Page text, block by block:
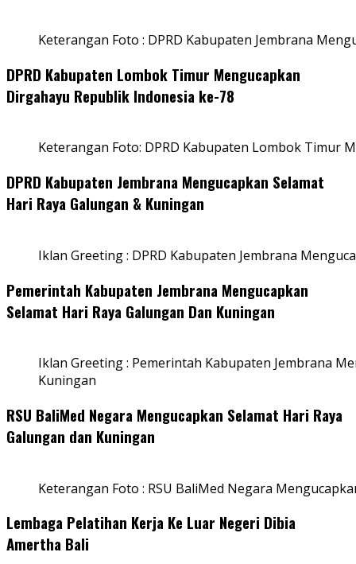
Keterangan Foto : DPRD Kabupaten Jembrana
DPRD Kabupaten Lombok Timur Mengucapkan
Dirgahayu Republik Indonesia ke-78
Keterangan Foto: DPRD Kabupaten Lombok Timur
DPRD Kabupaten Jembrana Mengucapkan Selamat
Hari Raya Galungan & Kuningan
Iklan Greeting : DPRD Kabupaten Jembrana
Pemerintah Kabupaten Jembrana Mengucapkan
Selamat Hari Raya Galungan Dan Kuningan
Iklan Greeting : Pemerintah Kabupaten Jembrana
Kuningan
RSU BaliMed Negara Mengucapkan Selamat Hari Raya
Galungan dan Kuningan
Keterangan Foto : RSU BaliMed Negara
Lembaga Pelatihan Kerja Ke Luar Negeri Dibia
Amertha Bali